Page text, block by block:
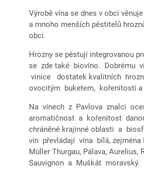
Výrobě vína se dnes v obci
a mnoho menších pěstitelů
obci.
Hrozny se pěstují integrovanou
se zde také biovíno. Dobrému
vinice dostatek kvalitních
ovocitým buketem, kořenitostí a
Na vínech z Pavlova znalci
aromatičnost a kořenitost
chráněné krajinné oblasti a
vín převládají vína bílá, zejména
Müller Thurgau, Pálava, Aurelius,
Sauvignon a Muškát